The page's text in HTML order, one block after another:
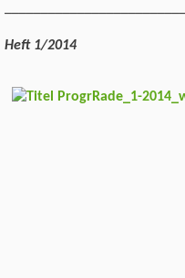
Heft 1/2014